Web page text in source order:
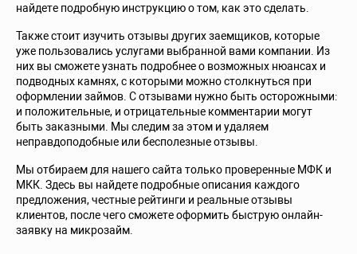
найдете подробную инструкцию о том, как это сделать.
Также стоит изучить отзывы других заемщиков, которые
уже пользовались услугами выбранной вами компании. Из
них вы сможете узнать подробнее о возможных нюансах и
подводных камнях, с которыми можно столкнуться при
оформлении займов. С отзывами нужно быть осторожными:
и положительные, и отрицательные комментарии могут
быть заказными. Мы следим за этом и удаляем
неправдоподобные или бесполезные отзывы.
Мы отбираем для нашего сайта только проверенные МФК и
МКК. Здесь вы найдете подробные описания каждого
предложения, честные рейтинги и реальные отзывы
клиентов, после чего сможете оформить быструю онлайн-
заявку на микрозайм.